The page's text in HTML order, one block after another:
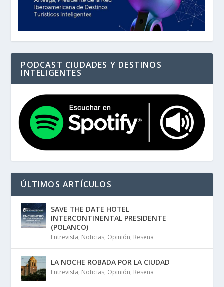
PODCAST CIUDADES Y DESTINOS
INTELIGENTES
ÚLTIMOS ARTÍCULOS
SAVE THE DATE HOTEL
INTERCONTINENTAL PRESIDENTE
(POLANCO)
Entrevista, Noticias, Opinión, Reseña
LA NOCHE ROBADA POR LA CIUDAD
Entrevista, Noticias, Opinión, Reseña